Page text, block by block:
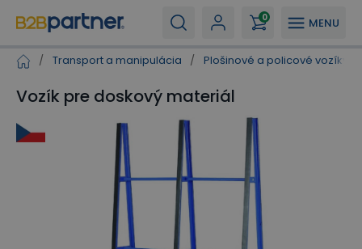
MENU
0
/ Transport a manipulácia / Plošinové a policové vozíky
Vozík pre doskový materiál